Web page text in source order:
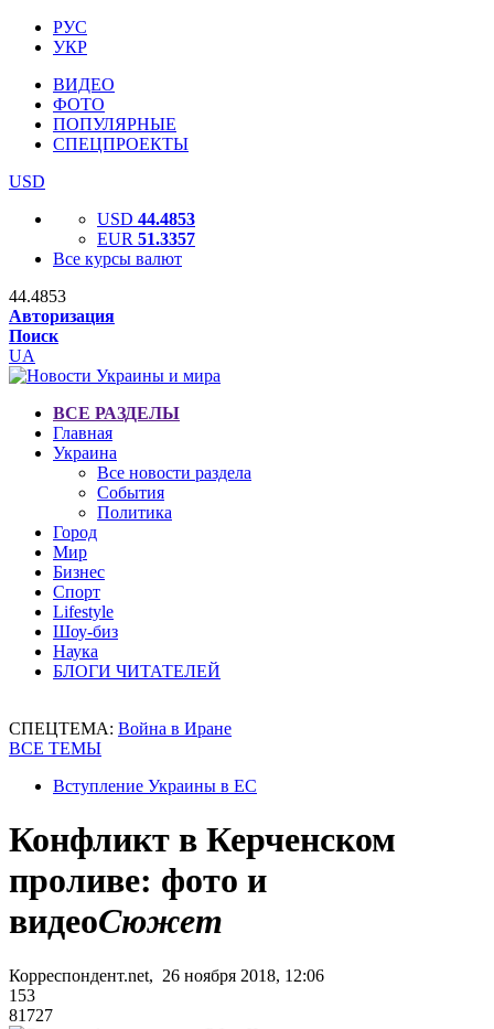
РУС
УКР
ВИДЕО
ФОТО
ПОПУЛЯРНЫЕ
СПЕЦПРОЕКТЫ
USD
USD 44.4853
EUR 51.3357
Все курсы валют
44.4853
Авторизация
Поиск
UA
ВСЕ РАЗДЕЛЫ
Главная
Украина
Все новости раздела
События
Политика
Город
Мир
Бизнес
Спорт
Lifestyle
Шоу-биз
Наука
БЛОГИ ЧИТАТЕЛЕЙ
СПЕЦТЕМА: Война в Иране
ВСЕ ТЕМЫ
Вступление Украины в ЕС
Конфликт в Керченском
проливе: фото и
видеоСюжет
Корреспондент.net, 26 ноября 2018, 12:06
153
81727